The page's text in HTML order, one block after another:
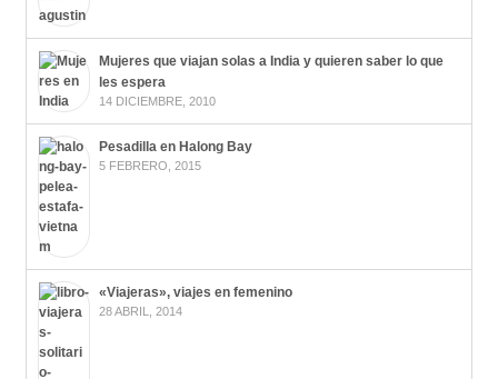
Mujeres que viajan solas a India y quieren saber lo que
les espera
14 DICIEMBRE, 2010
Pesadilla en Halong Bay
5 FEBRERO, 2015
«Viajeras», viajes en femenino
28 ABRIL, 2014